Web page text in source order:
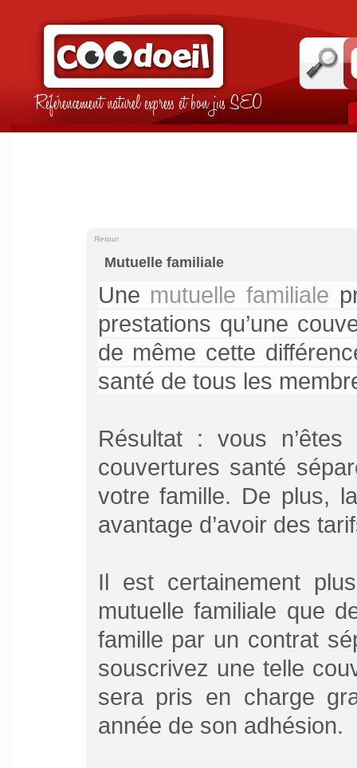
Référencement naturel express et bon jus SEO
Mutuelle familiale
Retour
Une mutuelle familiale
prestations qu’une
de même cette
santé de tous les
Résultat : vous
couvertures santé
votre famille. De plus,
avantage d’avoir des
Il est certainement
mutuelle familiale que
famille par un contrat
souscrivez une telle
sera pris en charge
année de son adhésion.